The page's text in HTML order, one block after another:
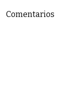
Comentarios